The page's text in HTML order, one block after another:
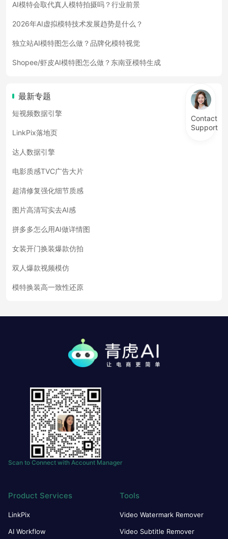
AI模特会取代真人模特拍摄吗？行业前景
2026年AI虚拟模特技术发展趋势是什么？
独立站AI模特图怎么做？品牌化模特视觉
Shopee/虾皮AI模特图怎么做？东南亚模特生成
最新专题
短视频数据引擎
LinkPix落地页
达人数据引擎
电影质感TVC广告大片
超清修复强化细节质感
图片高清写实去AI感
拼多多怎么用AI做详情图
女装开门换装爆款仿拍
双人爆款视频模仿
模特换装高一致性还原
Scan to Connect with Account Manager
Product Services
LinkPix
AI Workflow
Tools
Video Watermark Remover
Video Subtitle Remover
Contact
Support